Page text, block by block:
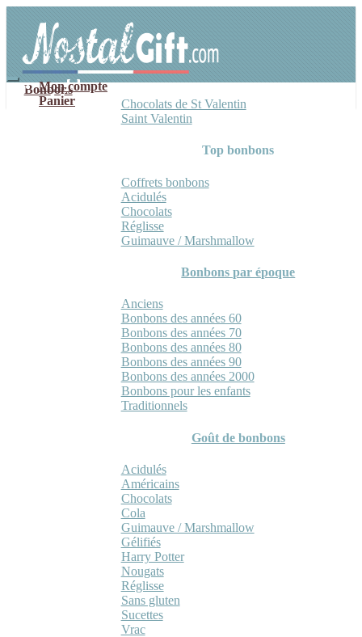
navigation
contenu
Mon compte
Panier
Bonbons
Chocolats de St Valentin
Saint Valentin
Top bonbons
Coffrets bonbons
Acidulés
Chocolats
Réglisse
Guimauve / Marshmallow
Bonbons par époque
Anciens
Bonbons des années 60
Bonbons des années 70
Bonbons des années 80
Bonbons des années 90
Bonbons des années 2000
Bonbons pour les enfants
Traditionnels
Goût de bonbons
Acidulés
Américains
Chocolats
Cola
Guimauve / Marshmallow
Gélifiés
Harry Potter
Nougats
Réglisse
Sans gluten
Sucettes
Vrac